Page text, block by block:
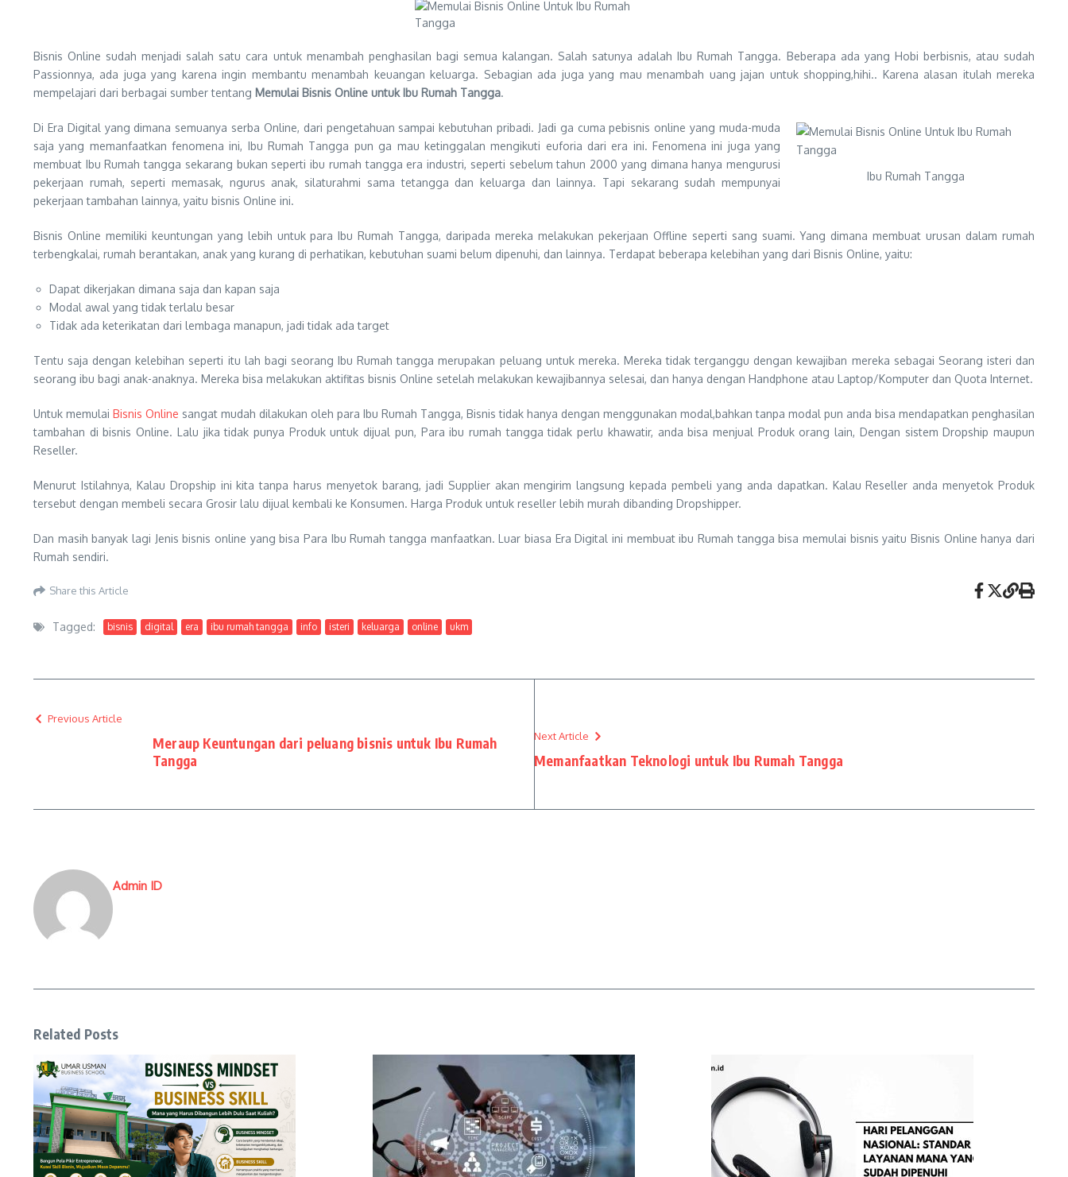
Bisnis Online sudah menjadi salah satu cara untuk menambah penghasilan bagi semua kalangan. Salah satunya adalah Ibu Rumah Tangga. Beberapa ada yang Hobi berbisnis, atau sudah
Passionnya, ada juga yang karena ingin membantu menambah keuangan keluarga. Sebagian ada juga yang mau menambah uang jajan untuk shopping,hihi.. Karena alasan itulah mereka
mempelajari dari berbagai sumber tentang Memulai Bisnis Online untuk Ibu Rumah Tangga.
Ibu Rumah Tangga
Di Era Digital yang dimana semuanya serba Online, dari pengetahuan sampai kebutuhan pribadi. Jadi ga cuma pebisnis online yang muda-muda
saja yang memanfaatkan fenomena ini, Ibu Rumah Tangga pun ga mau ketinggalan mengikuti euforia dari era ini. Fenomena ini juga yang
membuat Ibu Rumah tangga sekarang bukan seperti ibu rumah tangga era industri, seperti sebelum tahun 2000 yang dimana hanya mengurusi
pekerjaan rumah, seperti memasak, ngurus anak, silaturahmi sama tetangga dan keluarga dan lainnya. Tapi sekarang sudah mempunyai
pekerjaan tambahan lainnya, yaitu bisnis Online ini.
Bisnis Online memiliki keuntungan yang lebih untuk para Ibu Rumah Tangga, daripada mereka melakukan pekerjaan Offline seperti sang suami. Yang dimana membuat urusan dalam rumah
terbengkalai, rumah berantakan, anak yang kurang di perhatikan, kebutuhan suami belum dipenuhi, dan lainnya. Terdapat beberapa kelebihan yang dari Bisnis Online, yaitu:
Dapat dikerjakan dimana saja dan kapan saja
Modal awal yang tidak terlalu besar
Tidak ada keterikatan dari lembaga manapun, jadi tidak ada target
Tentu saja dengan kelebihan seperti itu lah bagi seorang Ibu Rumah tangga merupakan peluang untuk mereka. Mereka tidak terganggu dengan kewajiban mereka sebagai Seorang isteri dan
seorang ibu bagi anak-anaknya. Mereka bisa melakukan aktifitas bisnis Online setelah melakukan kewajibannya selesai, dan hanya dengan Handphone atau Laptop/Komputer dan Quota Internet.
Untuk memulai Bisnis Online sangat mudah dilakukan oleh para Ibu Rumah Tangga, Bisnis tidak hanya dengan menggunakan modal,bahkan tanpa modal pun anda bisa mendapatkan penghasilan
tambahan di bisnis Online. Lalu jika tidak punya Produk untuk dijual pun, Para ibu rumah tangga tidak perlu khawatir, anda bisa menjual Produk orang lain, Dengan sistem Dropship maupun
Reseller.
Menurut Istilahnya, Kalau Dropship ini kita tanpa harus menyetok barang, jadi Supplier akan mengirim langsung kepada pembeli yang anda dapatkan. Kalau Reseller anda menyetok Produk
tersebut dengan membeli secara Grosir lalu dijual kembali ke Konsumen. Harga Produk untuk reseller lebih murah dibanding Dropshipper.
Dan masih banyak lagi Jenis bisnis online yang bisa Para Ibu Rumah tangga manfaatkan. Luar biasa Era Digital ini membuat ibu Rumah tangga bisa memulai bisnis yaitu Bisnis Online hanya dari
Rumah sendiri.
Share this Article
Tagged: bisnis digital era ibu rumah tangga info isteri keluarga online ukm
Previous Article
Meraup Keuntungan dari peluang bisnis untuk Ibu Rumah
Tangga
Next Article
Memanfaatkan Teknologi untuk Ibu Rumah Tangga
Admin ID
Related Posts